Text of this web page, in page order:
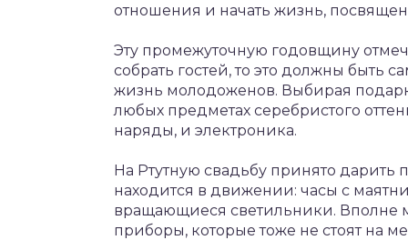
отношения и начать жизнь,
Эту промежуточную годовщину
собрать гостей, то это должны быть
жизнь молодоженов. Выбирая
любых предметах серебристого
наряды, и электроника.
На Ртутную свадьбу принято
находится в движении: часы с
вращающиеся светильники. Вполне
приборы, которые тоже не стоят на